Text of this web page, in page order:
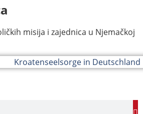
misija i zajednica u Njemačkoj